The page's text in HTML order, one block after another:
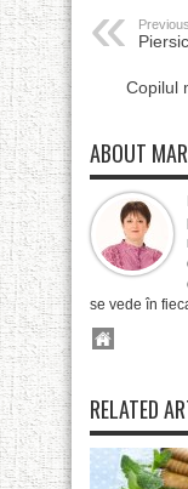
Copilul
ABOUT
se vede în
RELATED